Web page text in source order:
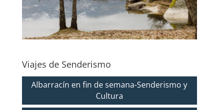
Viajes de Senderismo
Albarracín en fin de semana-Senderismo y
Cultura